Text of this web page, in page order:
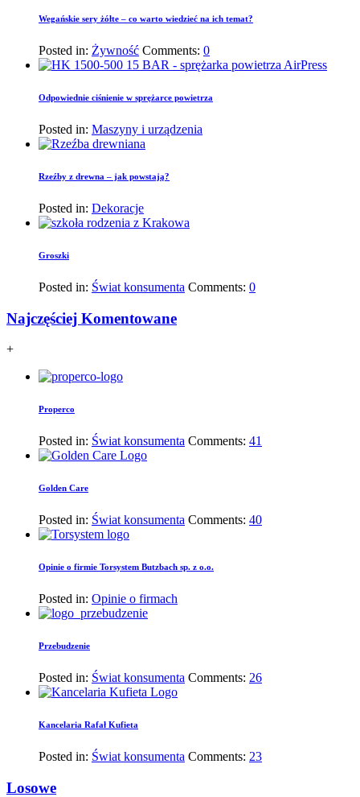
Wegańskie sery żółte – co warto wiedzieć na ich temat?
Posted in: Żywność Comments: 0
Odpowiednie ciśnienie w sprężarce powietrza
Posted in: Maszyny i urządzenia
Rzeźby z drewna – jak powstają?
Posted in: Dekoracje
Groszki
Posted in: Świat konsumenta Comments: 0
Najczęściej Komentowane
+
Properco
Posted in: Świat konsumenta Comments: 41
Golden Care
Posted in: Świat konsumenta Comments: 40
Opinie o firmie Torsystem Butzbach sp. z o.o.
Posted in: Opinie o firmach
Przebudzenie
Posted in: Świat konsumenta Comments: 26
Kancelaria Rafał Kufieta
Posted in: Świat konsumenta Comments: 23
Losowe